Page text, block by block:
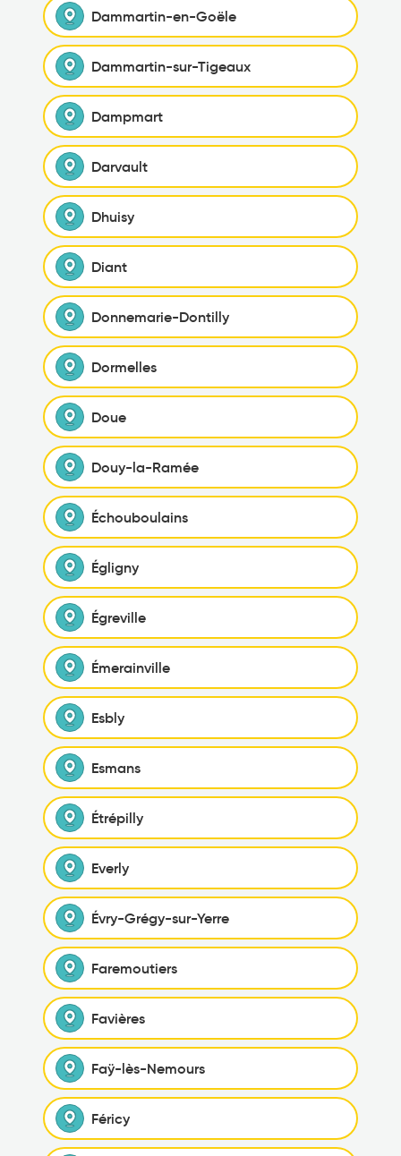
Dammartin-en-Goële
Dammartin-sur-Tigeaux
Dampmart
Darvault
Dhuisy
Diant
Donnemarie-Dontilly
Dormelles
Doue
Douy-la-Ramée
Échouboulains
Égligny
Égreville
Émerainville
Esbly
Esmans
Étrépilly
Everly
Évry-Grégy-sur-Yerre
Faremoutiers
Favières
Faÿ-lès-Nemours
Féricy